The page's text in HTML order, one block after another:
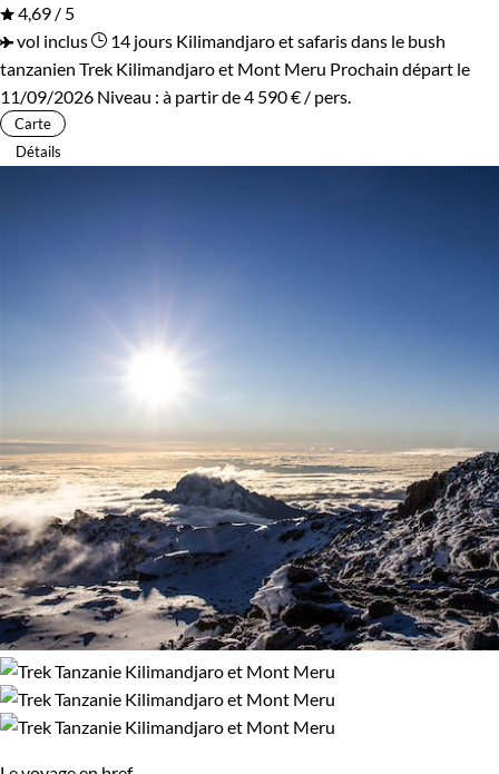
4,69 / 5
vol inclus
14 jours Kilimandjaro et safaris dans le bush
tanzanien Trek Kilimandjaro et Mont Meru Prochain départ le
11/09/2026 Niveau : à partir de4 590 € / pers.
Carte
Détails